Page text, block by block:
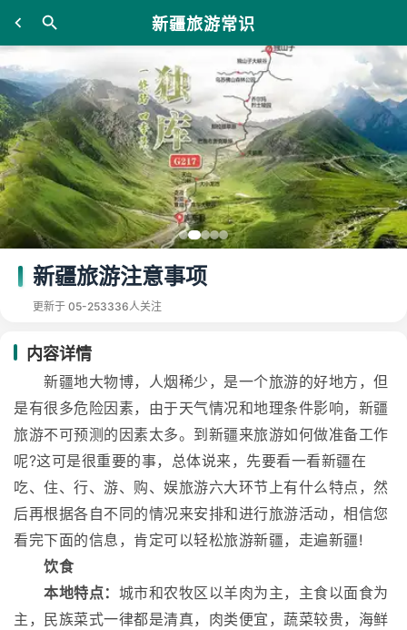
新疆旅游常识
新疆旅游注意事项
更新于 05-253336人关注
内容详情
新疆地大物博，人烟稀少，是一个旅游的好地方，但
是有很多危险因素，由于天气情况和地理条件影响，新疆
旅游不可预测的因素太多。到新疆来旅游如何做准备工作
呢?这可是很重要的事，总体说来，先要看一看新疆在
吃、住、行、游、购、娱旅游六大环节上有什么特点，然
后再根据各自不同的情况来安排和进行旅游活动，相信您
看完下面的信息，肯定可以轻松旅游新疆，走遍新疆!
饮食
本地特点： 城市和农牧区以羊肉为主，主食以面食为
主，民族菜式一律都是清真，肉类便宜，蔬菜较贵，海鲜